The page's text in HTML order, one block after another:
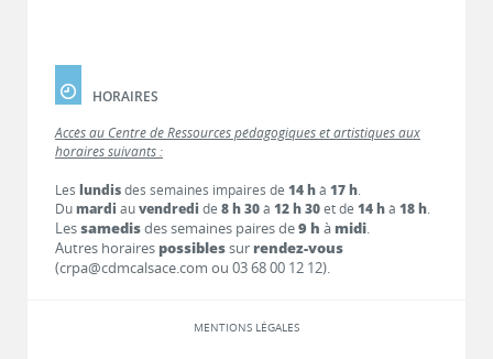
HORAIRES
Accès au Centre de Ressources pédagogiques et artistiques aux
horaires suivants :
Les lundisdes semaines impaires de 14 hà 17 h.
Dumardi auvendredi de 8 h 30à 12 h 30et de 14 hà 18 h.
Lessamedisdes semaines paires de9 h à midi.
Autres horaires possiblessur rendez-vous
(crpa@cdmcalsace.com ou 03 68 00 12 12).
MENTIONS LÉGALES